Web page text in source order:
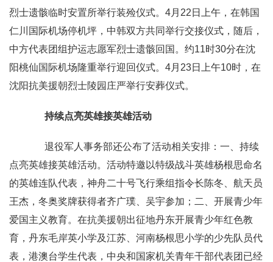
烈士遗骸临时安置所举行装殓仪式。4月22日上午，在韩国
仁川国际机场停机坪，中韩双方共同举行交接仪式，随后，
中方代表团组护运志愿军烈士遗骸回国。约11时30分在沈
阳桃仙国际机场隆重举行迎回仪式。4月23日上午10时，在
沈阳抗美援朝烈士陵园庄严举行安葬仪式。
持续点亮英雄接英雄活动
退役军人事务部还公布了活动相关安排：一、持续
点亮英雄接英雄活动。活动特邀以特级战斗英雄杨根思命名
的英雄连队代表，神舟二十号飞行乘组指令长陈冬、航天员
王杰，冬奥奖牌获得者齐广璞、吴宇参加；二、开展青少年
爱国主义教育。在抗美援朝出征地丹东开展青少年红色教
育，丹东毛岸英小学及江苏、河南杨根思小学的少先队员代
表，港澳台学生代表，中央和国家机关青年干部代表团已经